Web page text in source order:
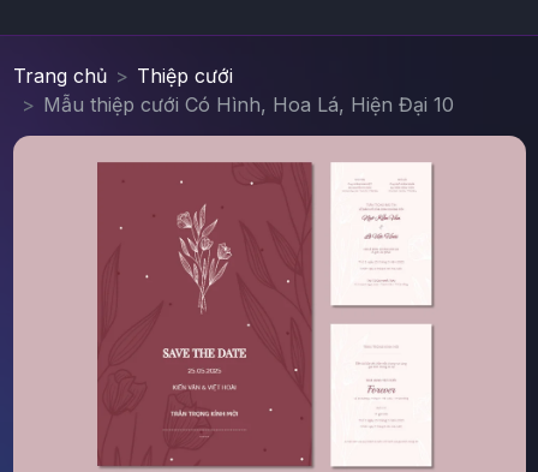
Trang chủ
Thiệp cưới
Mẫu thiệp cưới Có Hình, Hoa Lá, Hiện Đại 10